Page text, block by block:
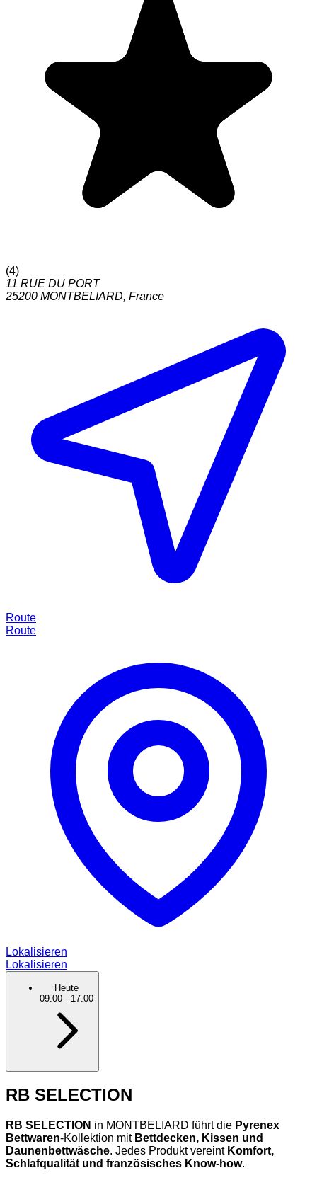
(4)
11 RUE DU PORT
25200 MONTBELIARD, France
Route
Route
Lokalisieren
Lokalisieren
Heute
09:00 - 17:00
RB SELECTION
RB SELECTION in MONTBELIARD führt die Pyrenex
Bettwaren-Kollektion mit Bettdecken, Kissen und
Daunenbettwäsche. Jedes Produkt vereint Komfort,
Schlafqualität und französisches Know-how.